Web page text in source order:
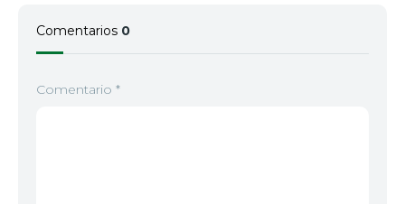
Comentarios 0
Comentario *